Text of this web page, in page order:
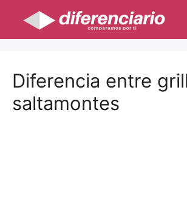
contenido
Diferencia entre
saltamontes